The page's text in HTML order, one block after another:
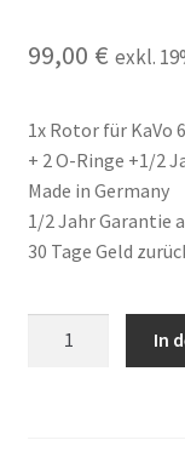
99,00 € exkl.
1x Rotor für KaVo
+ 2 O-Ringe +1/2
Made in Germany
1/2 Jahr Garantie
30 Tage Geld
In